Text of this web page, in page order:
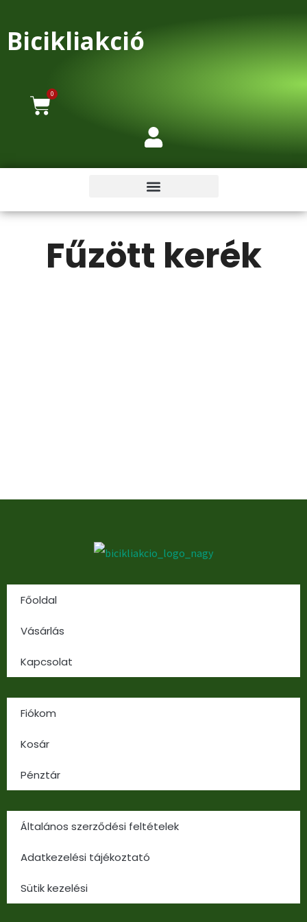
Bicikliakció
0
Fűzött kerék
Főoldal
Vásárlás
Kapcsolat
Fiókom
Kosár
Pénztár
Általános szerződési feltételek
Adatkezelési tájékoztató
Sütik kezelési